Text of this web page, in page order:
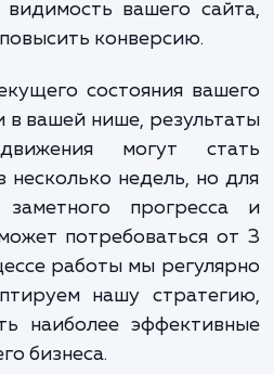
от многих факторов,
другое. Мы всегда стремимся к
и готовы обсудить все
к работе."